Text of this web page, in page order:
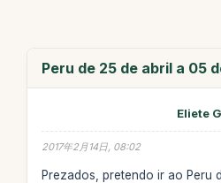
Peru de 25 de abril a 05
Eliete
2017年2月14日, 08:02
Prezados, pretendo ir ao Peru